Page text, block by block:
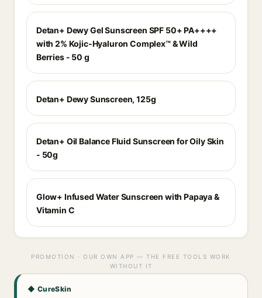
Detan+ Dewy Gel Sunscreen SPF 50+ PA++++
with 2% Kojic-Hyaluron Complex™ & Wild
Berries - 50 g
Detan+ Dewy Sunscreen, 125g
Detan+ Oil Balance Fluid Sunscreen for Oily Skin
- 50g
Glow+ Infused Water Sunscreen with Papaya &
Vitamin C
PROMOTION · OUR OWN APP — THE FREE TOOLS WORK
WITHOUT IT
◆ CureSkin